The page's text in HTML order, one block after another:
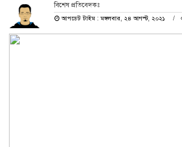
বিশেষ প্রতিবেদকঃ
আপডেট টাইম : মঙ্গলবার, ২৪ আগস্ট, ২০২১